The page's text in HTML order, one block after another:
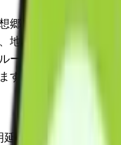
郷」を目指し、病院
地域包括支援センタ
ープ内で運営してい
す。
延長サービス 自